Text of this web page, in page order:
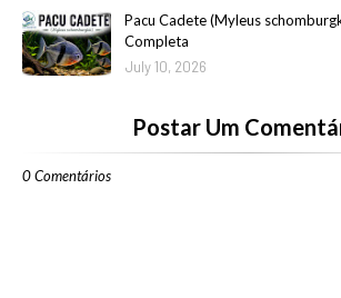
Pacu Cadete (Myleus
Completa
July 10, 2026
Postar Um
0 Comentários